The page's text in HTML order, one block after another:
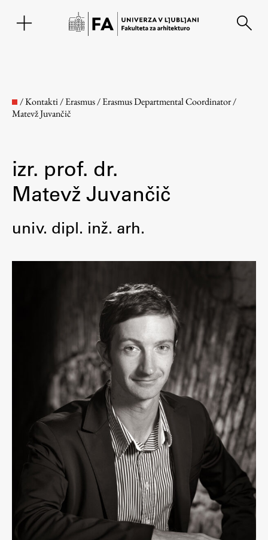
Fakulteta
Mednarodno sodelovanje
Članstva v združenjih
Konzorciji
Tržna dejavnost
Kontakti
Intranet UL FA
Intranet UL
Osebni portal FIORI
Spletni arhiv DEPO
/Kontakti/Erasmus/Erasmus Departmental Coordinator/
Matevž Juvančič
izr. prof. dr.
Matevž Juvančič
univ. dipl. inž. arh.